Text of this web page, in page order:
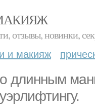
отзывы, новинки,
и макияж
длинным